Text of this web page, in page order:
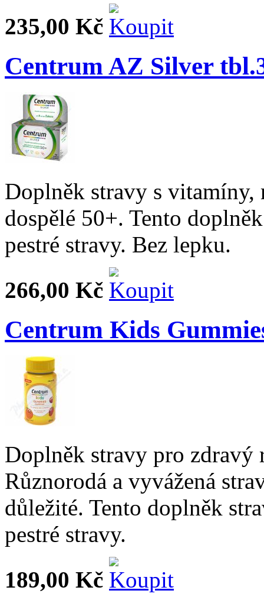
235,00 Kč
Centrum AZ Silver
Doplněk stravy s
dospělé 50+. Tento
pestré stravy. Bez lepku.
266,00 Kč
Centrum Kids
Doplněk stravy pro
Různorodá a vyvážená
důležité. Tento doplněk
pestré stravy.
189,00 Kč